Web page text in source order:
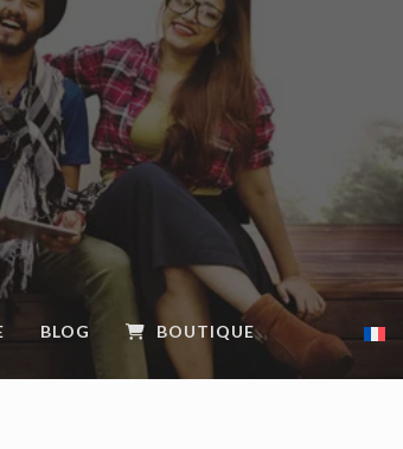
BLOG BOUTIQUE